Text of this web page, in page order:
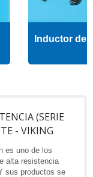
Inductor de
(SERIE
- VIKING
es uno de los
alta resistencia
sus productos se